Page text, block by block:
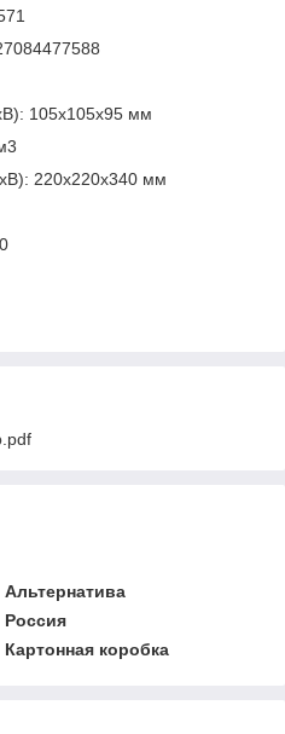
105х105х95 мм
220х220х340 мм
Альтернатива
Россия
Картонная коробка